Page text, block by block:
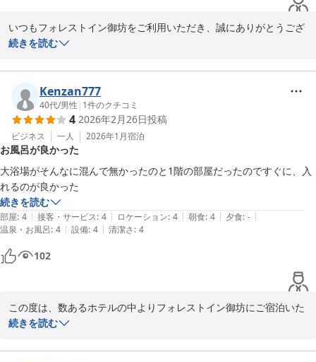
当館は食品のお持ち込みも可能でございますので、ご来館前にご購
入いただくか、館内にはアルコールやソフトドリンク、菓子パン、
ますので、ぜひご利用くださいませ。
スタッフへの温かいお言葉もありがとうございます。
お客様からのお言葉が何よりの励みでございます。
これからもお客様にご満足いただけるホテルであり続けられるよ
う、より一層サービス向上に努めてまいります。
この度はお忙しい中ご投稿いただき誠にありがとうございます。
またのお客様のご利用をスタッフ一同心よりお待ち申し上げており
ます。
フォレストイン御坊　岡田
フォレスト イン 御坊
いつもフォレストイン御坊をご利用いただき、誠にありがとうござ
います。
す。
「安心できる宿」とのお言葉を頂戴し、大変嬉しく拝見いたしまし
た。
日頃よりご利用いただいているお客様からのお言葉は、私どもにと
って何よりの励みでございます。
これからも変わらぬ安心と快適さを感じていただけるよう、努めて
まいります。
今後とも末永くご愛顧賜りますよう、よろしくお願い申し上げま
す。
またのお越しを心よりお待ちしております。
フォレスト イン 御坊
続きを読む
Kenzan777
40代/男性 | 1件のクチコミ
4 2026年2月26日投稿
ビジネス 一人 2026年1月宿泊
お風呂が良かった
大浴場がそんなに混んで無かったのと1階の部屋だったのですぐに、入
れるのが良かった
続きを読む
部屋: 4 | 接客・サービス: 4 | ロケーション: 4 | 朝食: 4 | 夕食: - |
温泉・お風呂: 4 | 設備: 4 | 清潔さ: 4
102
この度は、数あるホテルの中よりフォレストイン御坊にご宿泊いた
だきましてありがとうございます。
し、スタッフ一同大変嬉しく存じます。
続きを読む